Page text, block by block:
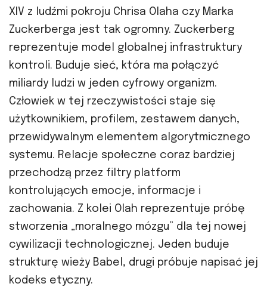
XIV z ludźmi pokroju Chrisa Olaha czy Marka
Zuckerberga jest tak ogromny. Zuckerberg
reprezentuje model globalnej infrastruktury
kontroli. Buduje sieć, która ma połączyć
miliardy ludzi w jeden cyfrowy organizm.
Człowiek w tej rzeczywistości staje się
użytkownikiem, profilem, zestawem danych,
przewidywalnym elementem algorytmicznego
systemu. Relacje społeczne coraz bardziej
przechodzą przez filtry platform
kontrolujących emocje, informacje i
zachowania. Z kolei Olah reprezentuje próbę
stworzenia „moralnego mózgu” dla tej nowej
cywilizacji technologicznej. Jeden buduje
strukturę wieży Babel, drugi próbuje napisać jej
kodeks etyczny.